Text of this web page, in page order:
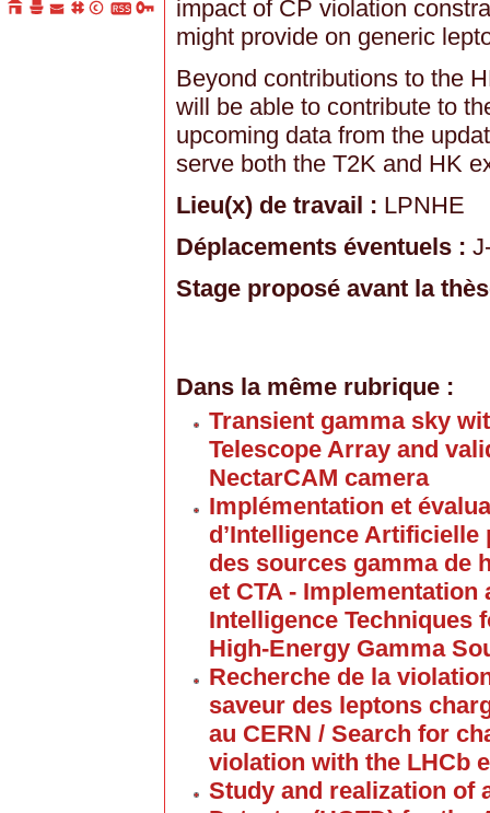
impact of CP violation
might provide on generic
Beyond contributions to the
will be able to contribute to
upcoming data from the
serve both the T2K and HK
Lieu(x) de travail : LPNHE
Déplacements éventuels :
Stage proposé avant la
Dans la même rubrique :
Transient gamma sky
Telescope Array and
NectarCAM camera
Implémentation et
d’Intelligence Artificielle
des sources gamma de
et CTA -
Intelligence Techniques
High-Energy Gamma
Recherche de la
saveur des leptons
au CERN / Search for
violation with the LHCb
Study and realization of